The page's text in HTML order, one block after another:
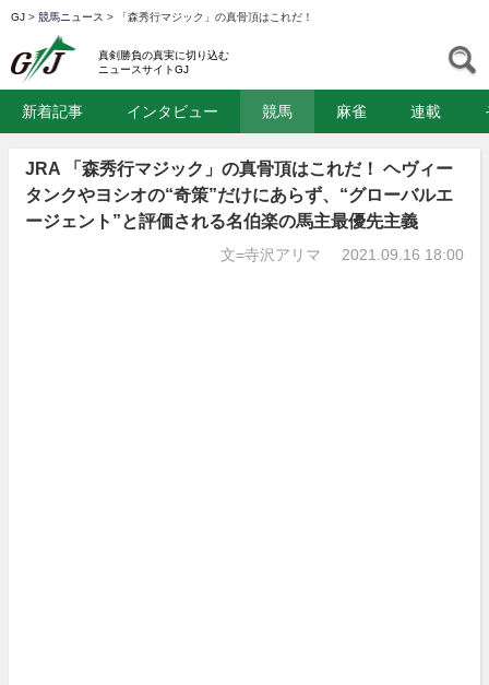
GJ > 競馬ニュース > 「森秀行マジック」の真骨頂はこれだ！
真剣勝負の真実に切り込む
ニュースサイトGJ
新着記事 インタビュー 競馬 麻雀 連載
JRA 「森秀行マジック」の真骨頂はこれだ！ ヘヴィー
タンクやヨシオの“奇策”だけにあらず、“グローバルエ
ージェント”と評価される名伯楽の馬主最優先主義
文=寺沢アリマ 2021.09.16 18:00